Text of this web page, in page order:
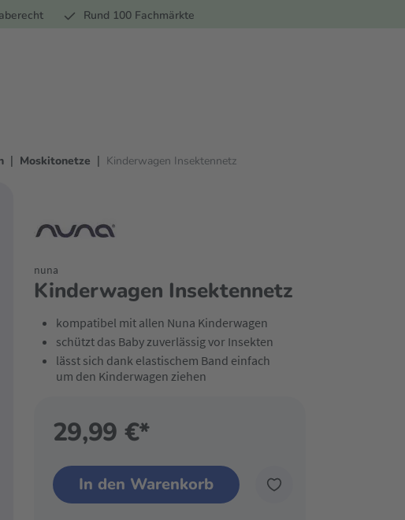
Rund 100 Fachmärkte
| Moskitonetze | Kinderwagen Insektennetz
Kinderwagen Insektennetz
nuna
kompatibel mit allen Nuna Kinderwagen
schützt das Baby zuverlässig vor Insekten
lässt sich dank elastischem Band einfach
um den Kinderwagen ziehen
29,99 €*
In den Warenkorb